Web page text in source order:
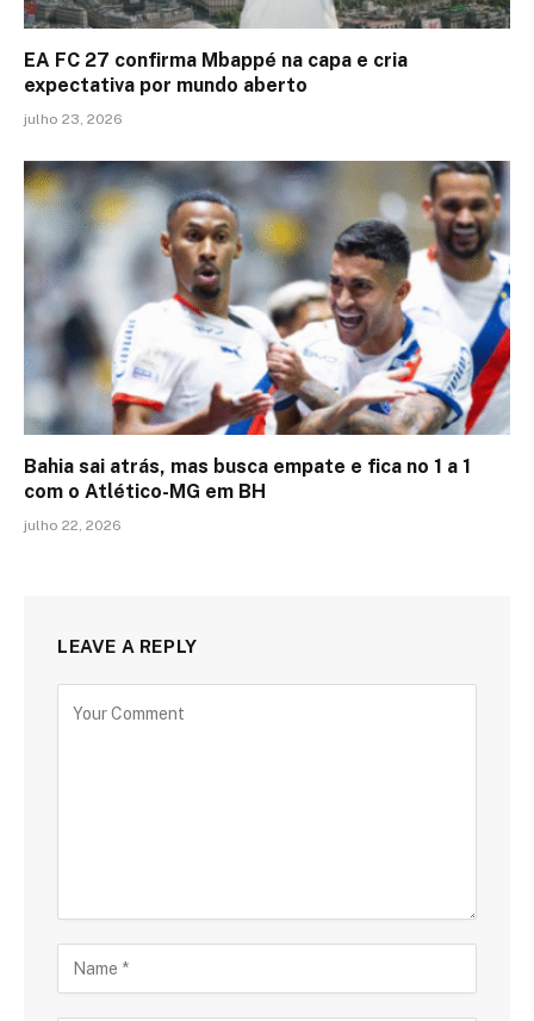
EA FC 27 confirma Mbappé na capa e cria
expectativa por mundo aberto
julho 23, 2026
Bahia sai atrás, mas busca empate e fica no 1 a 1
com o Atlético-MG em BH
julho 22, 2026
LEAVE A REPLY